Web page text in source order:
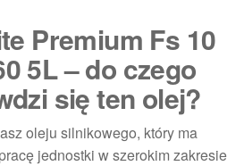
Premium Fs 10
5L – do czego
się ten olej?
oleju silnikowego, który ma
jednostki w szerokim zakresie